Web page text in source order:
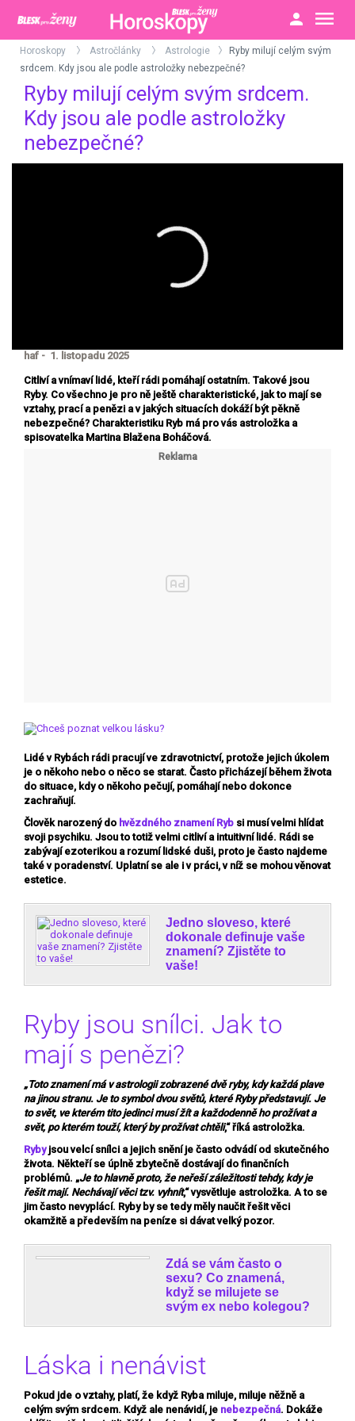
Horoskopy Astročlánky Astrologie
>
Ryby milují celým svým
srdcem. Kdy jsou ale podle astroložky nebezpečné?
Ryby milují celým svým srdcem.
Kdy jsou ale podle astroložky
nebezpečné?
haf - 1. listopadu 2025
Citliví a vnímaví lidé, kteří rádi pomáhají ostatním. Takové jsou
Ryby. Co všechno je pro ně ještě charakteristické, jak to mají se
vztahy, prací a penězi a v jakých situacích dokáží být pěkně
nebezpečné? Charakteristiku Ryb má pro vás astroložka a
spisovatelka Martina Blažena Boháčová.
Lidé v Rybách rádi pracují ve zdravotnictví, protože jejich úkolem
je o někoho nebo o něco se starat. Často přicházejí během života
do situace, kdy o někoho pečují, pomáhají nebo dokonce
zachraňují.
Člověk narozený do hvězdného znamení Ryb si musí velmi hlídat
svoji psychiku. Jsou to totiž velmi citliví a intuitivní lidé. Rádi se
zabývají ezoterikou a rozumí lidské duši, proto je často najdeme
také v poradenství. Uplatní se ale i v práci, v níž se mohou věnovat
estetice.
Jedno sloveso, které
dokonale definuje vaše
znamení? Zjistěte to
vaše!
Ryby jsou snílci. Jak to
mají s penězi?
„Toto znamení má v astrologii zobrazené dvě ryby, kdy každá plave
na jinou stranu. Je to symbol dvou světů, které Ryby představují. Je
to svět, ve kterém tito jedinci musí žít a každodenně ho prožívat a
svět, po kterém touží, který by prožívat chtěli,“ říká astroložka.
Rybyjsou velcí snílci a jejich snění je často odvádí od skutečného
života. Někteří se úplně zbytečně dostávají do finančních
problémů. „Je to hlavně proto, že neřeší záležitosti tehdy, kdy je
řešit mají. Nechávají věci tzv. vyhnít,“ vysvětluje astroložka. A to se
jim často nevyplácí. Ryby by se tedy měly naučit řešit věci
okamžitě a především na peníze si dávat velký pozor.
Zdá se vám často o
sexu? Co znamená,
když se milujete se
svým ex nebo kolegou?
Láska i nenávist
Pokud jde o vztahy, platí, že když Ryba miluje, miluje něžně a
celým svým srdcem. Když ale nenávidí, je nebezpečná. Dokáže